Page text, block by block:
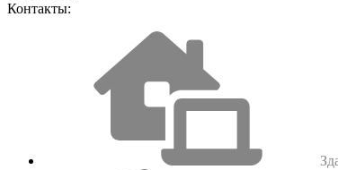
Контакты: